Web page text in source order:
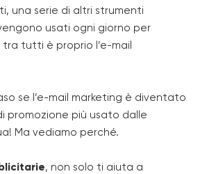
una serie di altri strumenti
usati ogni giorno per
tutti è proprio l’e-mail
se l’e-mail marketing è diventato
promozione più usato dalle
Ma vediamo perché.
, non solo ti aiuta a